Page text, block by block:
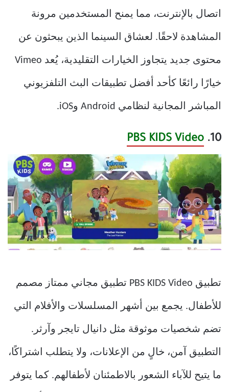
اتصال بالإنترنت، مما يمنح المستخدمين مرونة
المشاهدة لاحقًا. لعشاق السينما الذين يبحثون عن
محتوى جديد يتجاوز الخيارات التقليدية، يُعد Vimeo
خيارًا رائعًا كأحد أفضل تطبيقات البث التلفزيوني
المباشر المجانية لنظامي Android وiOS.
10.
PBS KIDS Video
تطبيق PBS KIDS Video تطبيق مجاني ممتاز مصمم
للأطفال. يجمع بين أشهر المسلسلات والأفلام التي
تضم شخصيات موثوقة مثل دانيال تايجر وآرثر.
التطبيق آمن، خالٍ من الإعلانات، ولا يتطلب اشتراكًا،
ما يتيح للآباء الشعور بالاطمئنان لأطفالهم. كما يتوفر